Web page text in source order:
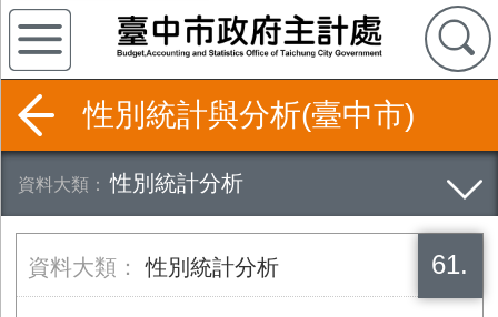
性別統計與分析(臺中市)
性別統計分析
61.
性別統計分析